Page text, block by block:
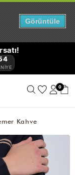
0
Kahve
Görüntüle